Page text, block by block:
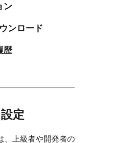
ン
ンロード
歴
定
、上級者や開発者の